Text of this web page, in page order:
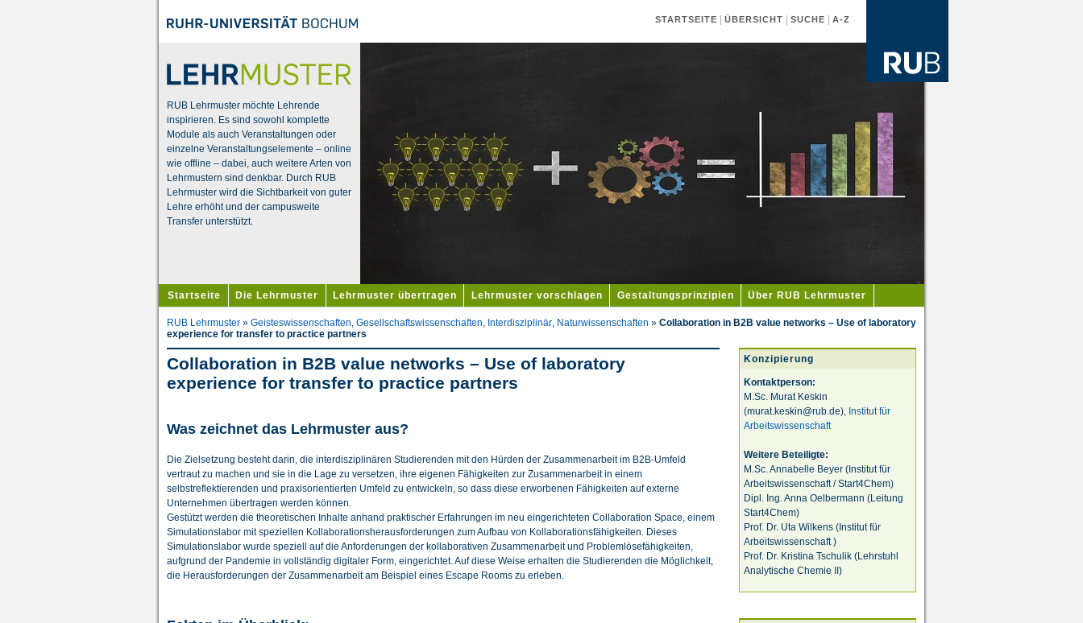
STARTSEITE ÜBERSICHT SUCHE A-Z
RUB Lehrmuster möchte Lehrende
inspirieren. Es sind sowohl komplette
Module als auch Veranstaltungen oder
einzelne Veranstaltungselemente – online
wie offline – dabei, auch weitere Arten von
Lehrmustern sind denkbar. Durch RUB
Lehrmuster wird die Sichtbarkeit von guter
Lehre erhöht und der campusweite
Transfer unterstützt.
Startseite Die Lehrmuster Lehrmuster übertragen Lehrmuster vorschlagen Gestaltungsprinzipien Über RUB Lehrmuster
RUB Lehrmuster » Geisteswissenschaften Gesellschaftswissenschaften Interdisziplinär Naturwissenschaften » Collaboration in B2B value networks – Use of laboratory
experience for transfer to practice partners
Collaboration in B2B value networks – Use of laboratory
experience for transfer to practice partners
Was zeichnet das Lehrmuster aus?
Die Zielsetzung besteht darin, die interdisziplinären Studierenden mit den Hürden der Zusammenarbeit im B2B-Umfeld
vertraut zu machen und sie in die Lage zu versetzen, ihre eigenen Fähigkeiten zur Zusammenarbeit in einem
selbstreflektierenden und praxisorientierten Umfeld zu entwickeln, so dass diese erworbenen Fähigkeiten auf externe
Unternehmen übertragen werden können.
Gestützt werden die theoretischen Inhalte anhand praktischer Erfahrungen im neu eingerichteten Collaboration Space, einem
Simulationslabor mit speziellen Kollaborationsherausforderungen zum Aufbau von Kollaborationsfähigkeiten. Dieses
Simulationslabor wurde speziell auf die Anforderungen der kollaborativen Zusammenarbeit und Problemlösefähigkeiten,
aufgrund der Pandemie in vollständig digitaler Form, eingerichtet. Auf diese Weise erhalten die Studierenden die Möglichkeit,
die Herausforderungen der Zusammenarbeit am Beispiel eines Escape Rooms zu erleben.
Konzipierung
Kontaktperson:
M.Sc. Murat Keskin
(murat.keskin@rub.de), Institut für
Arbeitswissenschaft
Weitere Beteiligte:
M.Sc. Annabelle Beyer (Institut für
Arbeitswissenschaft / Start4Chem)
Dipl. Ing. Anna Oelbermann (Leitung
Start4Chem)
Prof. Dr. Uta Wilkens (Institut für
Arbeitswissenschaft )
Prof. Dr. Kristina Tschulik (Lehrstuhl
Analytische Chemie II)